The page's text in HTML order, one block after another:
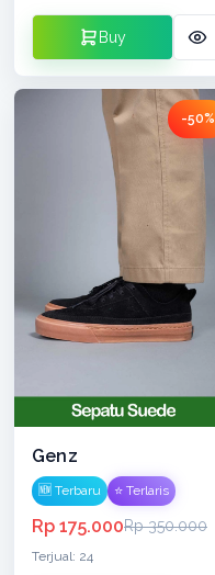
Buy
-50%
Genz
🆕 Terbaru ⭐ Terlaris
Rp 175.000Rp 350.000
Terjual: 24